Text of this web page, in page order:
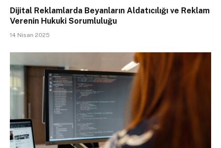
Dijital Reklamlarda Beyanların Aldatıcılığı ve Reklam
Verenin Hukuki Sorumluluğu
14 Nisan 2025